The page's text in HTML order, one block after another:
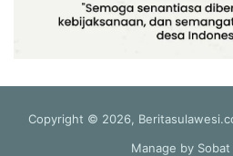
Copyright © 2026,
Manage by Sobat